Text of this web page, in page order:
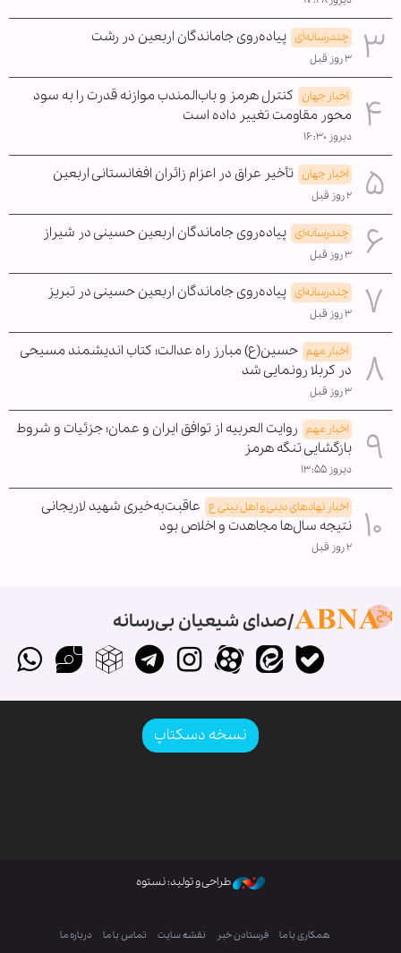
چندرسانه‌ای پیاده‌روی جاماندگان اربعین در رشت
۳ روز قبل
اخبار جهان کنترل هرمز و باب‌المندب موازنه قدرت را به سود
محور مقاومت تغییر داده است
دیروز ۱۶:۳۰
اخبار جهان تأخیر عراق در اعزام زائران افغانستانی اربعین
۲ روز قبل
چندرسانه‌ای پیاده‌روی جاماندگان اربعین حسینی در شیراز
۳ روز قبل
چندرسانه‌ای پیاده‌روی جاماندگان اربعین حسینی در تبریز
۳ روز قبل
اخبار مهم حسین(ع) مبارز راه عدالت؛ کتاب اندیشمند مسیحی
در کربلا رونمایی شد
۳ روز قبل
اخبار مهم روایت العربیه از توافق ایران و عمان؛ جزئیات و شروط
بازگشایی تنگه هرمز
دیروز ۱۳:۵۵
اخبار نهادهای دینی و اهل بیتی ع عاقبت‌به‌خیری شهید لاریجانی
نتیجه سال‌ها مجاهدت و اخلاص بود
۲ روز قبل
صدای شیعیان بی‌رسانه
نسخه دسکتاپ
طراحی و تولید: نستوه
همکاری با ما فرستادن خبر نقشه سایت تماس با ما درباره ما